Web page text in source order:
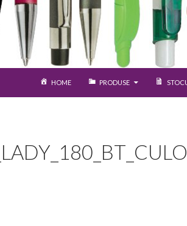
HOME
PRODUSE